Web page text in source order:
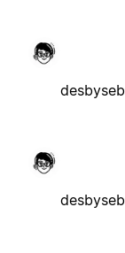
desbyseb
desbyseb